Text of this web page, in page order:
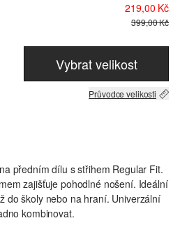
219,00 Kč
399,00 Kč
Vybrat velikost
Průvodce velikosti
předním dílu s střihem Regular Fit.
zajišťuje pohodlné nošení. Ideální
do školy nebo na hraní. Univerzální
kombinovat.